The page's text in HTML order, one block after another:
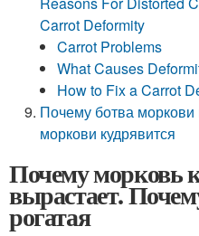
Carrot Deformity
Carrot Problems
What Causes
How to Fix a Carrot
Почему ботва моркови
моркови кудрявится
Почему морковь
вырастает.
рогатая